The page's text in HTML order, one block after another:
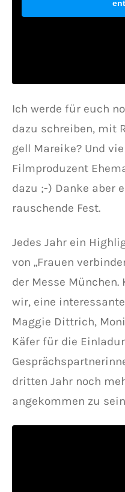
Ich werde für euch
dazu schreiben, mit
gell Mareike? Und
Filmproduzent
dazu ;-) Danke aber
rauschende Fest.
Jedes Jahr ein
von „Frauen
der Messe München.
wir, eine
Maggie Dittrich,
Käfer für die
dritten Jahr noch
angekommen zu